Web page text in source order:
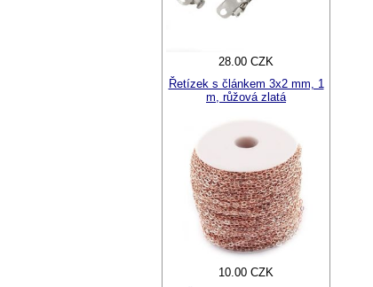
28.00 CZK
Řetízek s článkem 3x2 mm, 1
m, růžová zlatá
10.00 CZK